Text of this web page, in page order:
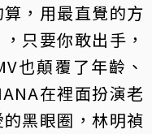
，用最直覺的方
只要你敢出手，
也顛覆了年齡、
在裡面扮演老
黑眼圈，林明禎